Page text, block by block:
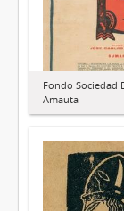
Fondo Sociedad
Amauta